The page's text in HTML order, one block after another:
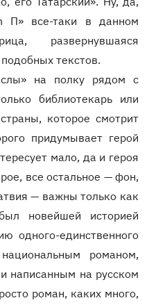
П» все-таки в данном
развернувшаяся
текстов.
на полку рядом с
библиотекарь или
которое смотрит
придумывает герой
мало, да и героя
все остальное — фон,
— важны только как
новейшей историей
одного-единственного
романом,
написанным на русском
роман, каких много,